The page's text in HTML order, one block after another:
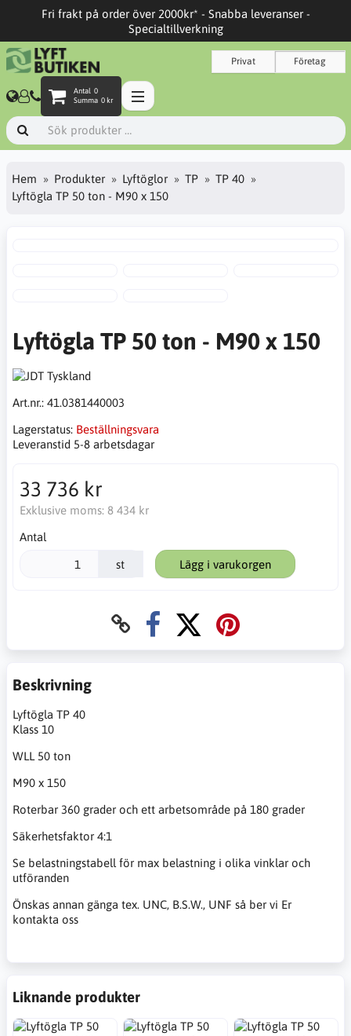
Fri frakt på order över 2000kr* - Snabba leveranser -
Specialtillverkning
Privat Företag
Antal 0
Summa 0 kr
Hem Produkter Lyftöglor TP
TP 40
Lyftögla TP 50 ton - M90 x 150
Lyftögla TP 50 ton - M90 x 150
Art.nr.: 41.0381440003
Lagerstatus: Beställningsvara
Leveranstid 5-8 arbetsdagar
33 736 kr
Exklusive moms: 8 434 kr
Antal
st Lägg i varukorgen
Beskrivning
Lyftögla TP 40
Klass 10
WLL 50 ton
M90 x 150
Roterbar 360 grader och ett arbetsområde på 180 grader
Säkerhetsfaktor 4:1
Se belastningstabell för max belastning i olika vinklar och
utföranden
Önskas annan gänga tex. UNC, B.S.W., UNF så ber vi Er
kontakta oss
Liknande produkter